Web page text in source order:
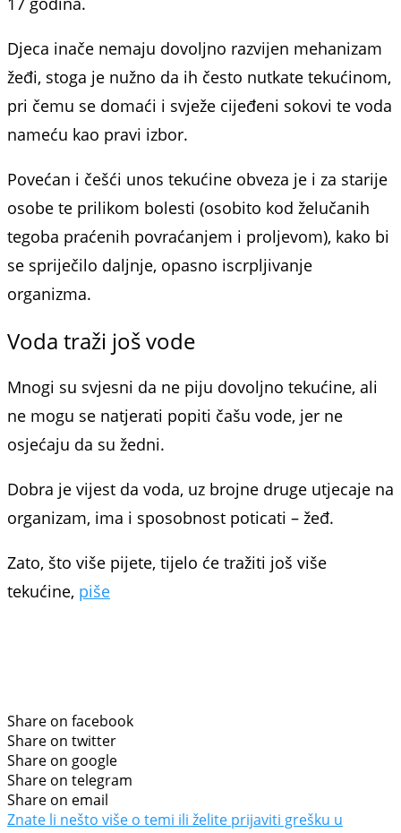
Djeca inače nemaju dovoljno razvijen mehanizam
žeđi, stoga je nužno da ih često nutkate tekućinom,
pri čemu se domaći i svježe cijeđeni sokovi te voda
nameću kao pravi izbor.
Povećan i češći unos tekućine obveza je i za starije
osobe te prilikom bolesti (osobito kod želučanih
tegoba praćenih povraćanjem i proljevom), kako bi
se spriječilo daljnje, opasno iscrpljivanje
organizma.
Voda traži još vode
Mnogi su svjesni da ne piju dovoljno tekućine, ali
ne mogu se natjerati popiti čašu vode, jer ne
osjećaju da su žedni.
Dobra je vijest da voda, uz brojne druge utjecaje na
organizam, ima i sposobnost poticati – žeđ.
Zato, što više pijete, tijelo će tražiti još više
tekućine, piše
Share on facebook
Share on twitter
Share on google
Share on telegram
Share on email
Znate li nešto više o temi ili želite prijaviti grešku u